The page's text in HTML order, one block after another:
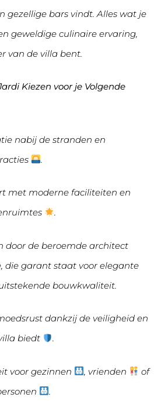
gezellige bars vindt. Alles wat je
geweldige culinaire ervaring,
van de villa bent.
Kiezen voor je Volgende
nabij de stranden en
.
met moderne faciliteiten en
.
door de beroemde architect
die garant staat voor elegante
bouwkwaliteit.
dankzij de veiligheid en
biedt
.
voor gezinnen , vrienden
of
.